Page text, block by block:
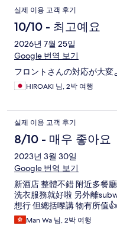
실제 이용 고객 후기
10/10 - 최고예요
2026년 7월 25일
Google 번역 보기
フロントさんの対応が大
HIROAKI 님, 2박 여행
실제 이용 고객 후기
8/10 - 매우 좋아요
2023년 3월 30일
Google 번역 보기
新酒店 整體不錯 附近多餐
洗衣服務就好啦 另外離
想行 但總括嚟講 物有所值👍
Man Wa 님, 2박 여행